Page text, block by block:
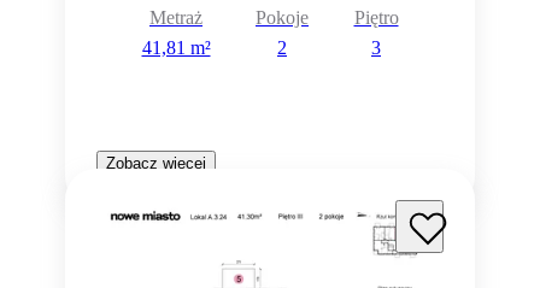
Metraż
41,81 m²
Pokoje
2
Piętro
3
Zobacz więcej